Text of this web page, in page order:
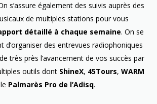
s’assure également des suivis auprès des
de multiples stations pour vous
détaillé à chaque semaine. On se
d’organiser des entrevues radiophoniques
très près l’avancement de vos succès par
outils dont ShineX, 45Tours, WARM
Palmarès Pro de l’Adisq.